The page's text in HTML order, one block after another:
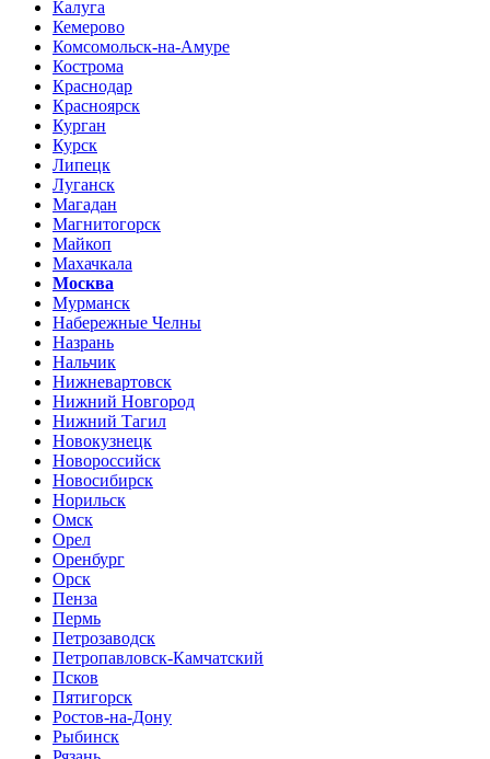
Калуга
Кемерово
Комсомольск-на-Амуре
Кострома
Краснодар
Красноярск
Курган
Курск
Липецк
Луганск
Магадан
Магнитогорск
Майкоп
Махачкала
Москва
Мурманск
Набережные Челны
Назрань
Нальчик
Нижневартовск
Нижний Новгород
Нижний Тагил
Новокузнецк
Новороссийск
Новосибирск
Норильск
Омск
Орел
Оренбург
Орск
Пенза
Пермь
Петрозаводск
Петропавловск-Камчатский
Псков
Пятигорск
Ростов-на-Дону
Рыбинск